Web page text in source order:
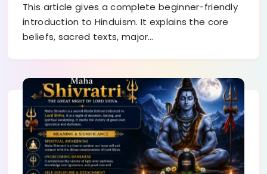
This article gives a complete beginner-friendly
introduction to Hinduism. It explains the core
beliefs, sacred texts, major…